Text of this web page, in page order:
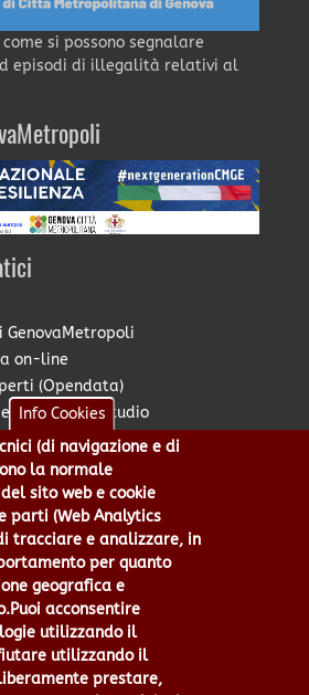
si possono segnalare
episodi di illegalità relativi al
on-line
(Opendata)
Diritto allo Studio
Territoriale
Metropolitano
Appaltante
e istanze online
- Piazzale Mazzini 2 -16122 -
- P.Iva: 00949170104 | Codice IPA: cmge
Fax 010 5499244 URP 010 5499456
800 509420 | P.E.C.:
Info Cookies
(di navigazione e di
la normale
sito web e cookie
parti (Web Analytics
tracciare e analizzare, in
per quanto
geografica e
acconsentire
utilizzando il
utilizzando il
prestare,